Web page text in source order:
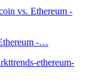
-…